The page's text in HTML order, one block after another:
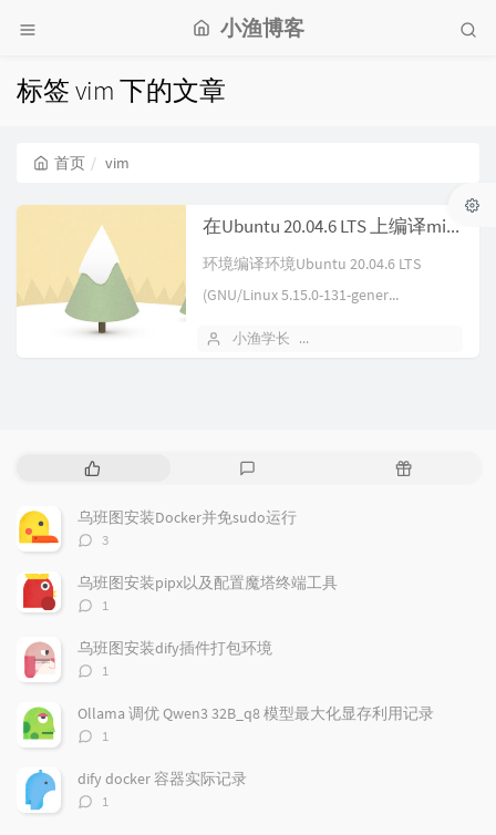
小渔博客
标签 vim 下的文章
首页 vim
在Ubuntu 20.04.6 LTS 上编译mips设备使用的vim
环境编译环境Ubuntu 20.04.6 LTS
(GNU/Linux 5.15.0-131-gener...
小渔学长
热
文
章
评
随
乌班图安装Docker并免sudo运行
评
数：
3
乌班图安装pipx以及配置魔塔终端工具
评
数：
1
乌班图安装dify插件打包环境
评
数：
1
Ollama 调优 Qwen3 32B_q8 模型最大化显存利用记录
评
数：
1
dify docker 容器实际记录
评1